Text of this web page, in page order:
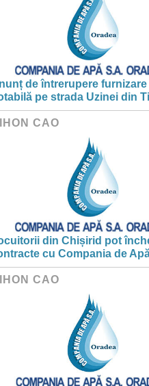
de întrerupere furnizare
pe strada Uzinei din
CAO
din Chișirid pot
cu Compania de
CAO